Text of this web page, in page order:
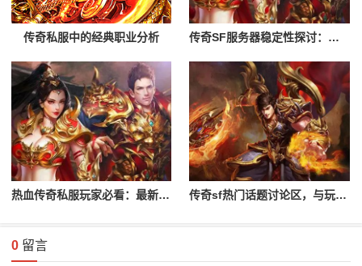
传奇私服中的经典职业分析 传奇SF服务器稳定性探讨：为何它如此受欢迎
热血传奇私服玩家必看：最新开服信息 传奇sf热门话题讨论区，与玩家互动交流！
0 留言